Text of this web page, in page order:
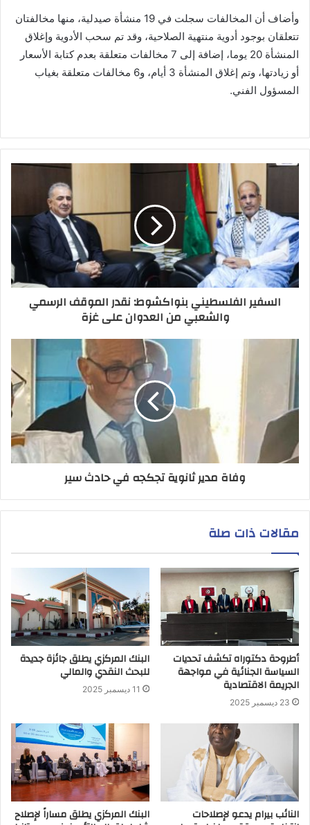
وأضاف أن المخالفات سجلت في 19 منشأة صيدلية، منها مخالفتان
تتعلقان بوجود أدوية منتهية الصلاحية، وقد تم سحب الأدوية وإغلاق
المنشأة 20 يوما، إضافة إلى 7 مخالفات متعلقة بعدم كتابة الأسعار
أو زيادتها، وتم إغلاق المنشأة 3 أيام، و6 مخالفات متعلقة بغياب
المسؤول الفني.
السفير الفلسطيني بنواكشوط: نقدر الموقف الرسمي
والشعبي من العدوان على غزة
وفاة مدير ثانوية تجكجه في حادث سير
مقالات ذات صلة
أطروحة دكتوراه تكشف تحديات
السياسة الجنائية في مواجهة
الجريمة الاقتصادية
23 ديسمبر 2025
البنك المركزي يطلق جائزة جديدة
للبحث النقدي والمالي
11 ديسمبر 2025
النائب بيرام يدعو لإصلاحات البنك المركزي يطلق مساراً لإصلاح